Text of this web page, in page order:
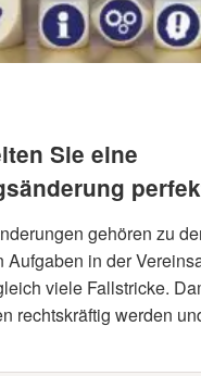
Sie eine
gehören zu
Aufgaben in der
viele Fallstricke.
rechtskräftig werden